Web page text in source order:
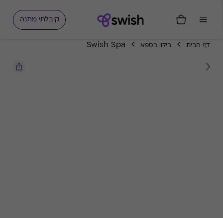
קיבלתי מתנה
דף הבית בילוי בספא Swish Spa